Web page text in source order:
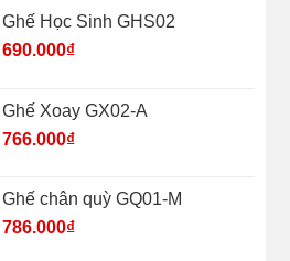
Ghế Học Sinh GHS02
690.000₫
Ghế Xoay GX02-A
766.000₫
Ghế chân quỳ GQ01-M
786.000₫